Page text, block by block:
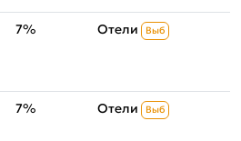
7% Отели Выб
7% Отели Выб